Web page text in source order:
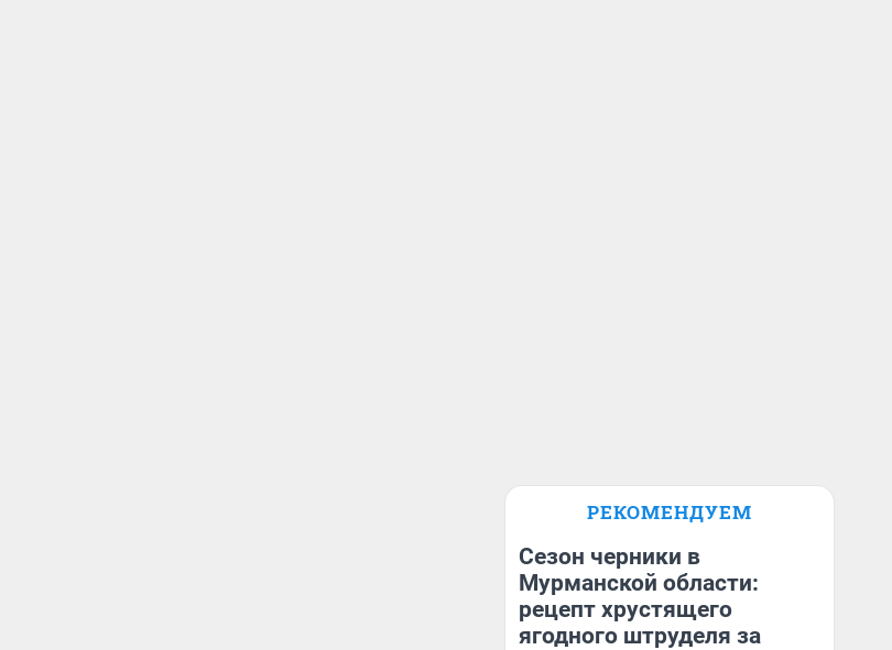
РЕКОМЕНДУЕМ
Сезон черники в
Мурманской области:
рецепт хрустящего
ягодного штруделя за